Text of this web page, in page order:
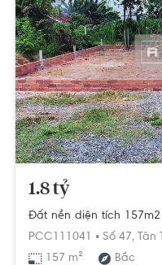
1.8 tỷ
PCC111041 • Số 47, Tân
157 m²
Bắc